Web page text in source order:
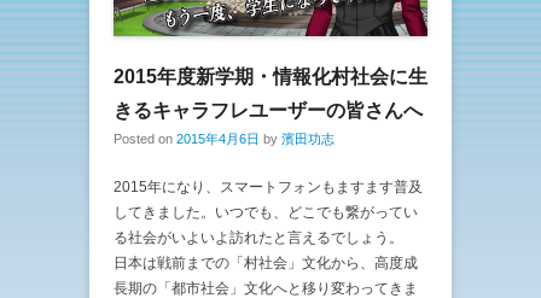
2015年度新学期・情報化村社会に生
きるキャラフレユーザーの皆さんへ
Posted on 2015年4月6日 by 濱田功志
2015年になり、スマートフォンもますます普及
してきました。いつでも、どこでも繋がってい
る社会がいよいよ訪れたと言えるでしょう。
日本は戦前までの「村社会」文化から、高度成
長期の「都市社会」文化へと移り変わってきま